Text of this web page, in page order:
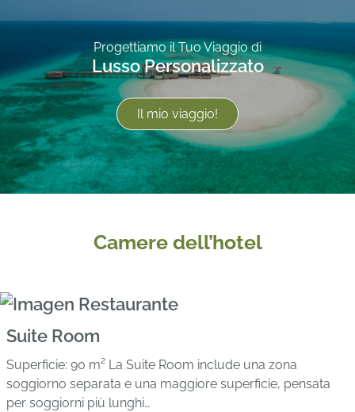
Progettiamo il Tuo Viaggio di
Lusso Personalizzato
Il mio viaggio!
Camere dell’hotel
Suite Room
Superficie: 90 m² La Suite Room include una zona
soggiorno separata e una maggiore superficie, pensata
per soggiorni più lunghi…